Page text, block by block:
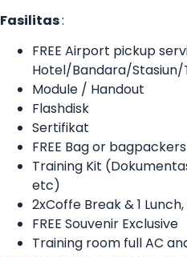
Fasilitas:
FREE Airport pickup
Hotel/Bandara/
Module / Handout
Flashdisk
Sertifikat
FREE Bag or
Training Kit
etc)
2xCoffe Break & 1
FREE Souvenir Exclusive
Training room full AC